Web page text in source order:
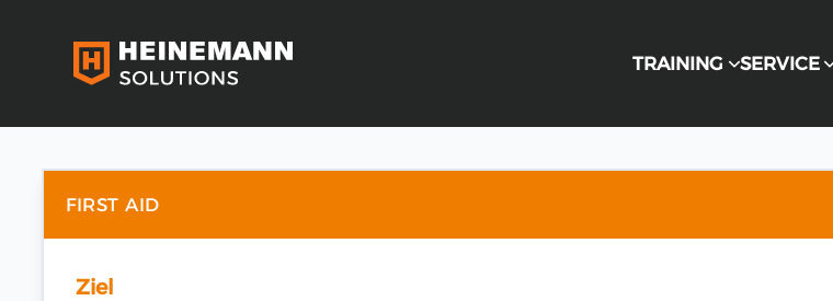
TRAINING
SERVICE
FIRST AID
Ziel